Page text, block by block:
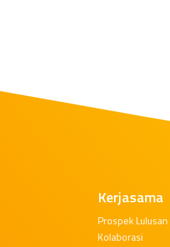
Kerjasama
Prospek Lulusan
Kolaborasi